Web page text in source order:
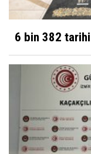
6 bin 382